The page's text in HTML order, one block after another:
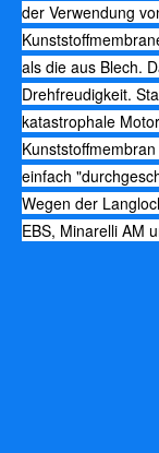
der Verwendung
als die aus Blech.
Drehfreudigkeit.
katastrophale
einfach
Wegen der
EBS, Minarelli AM